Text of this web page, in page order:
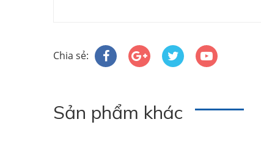
Chia sẻ:
Sản phẩm khác